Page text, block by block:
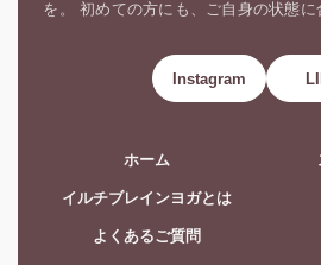
を。 初めての方にも、ご自身の状態に
Instagram
ホーム
イルチブレインヨガとは
よくあるご質問